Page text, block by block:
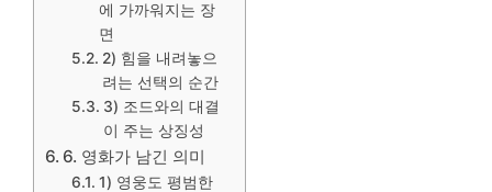
에 가까워지는 장
면
2) 힘을 내려놓으
려는 선택의 순간
3) 조드와의 대결
이 주는 상징성
6. 영화가 남긴 의미
1) 영웅도 평범한